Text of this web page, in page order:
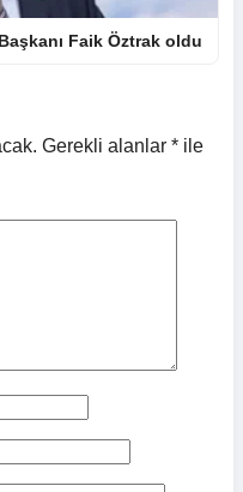
Faik Öztrak oldu
Gerekli alanlar * ile